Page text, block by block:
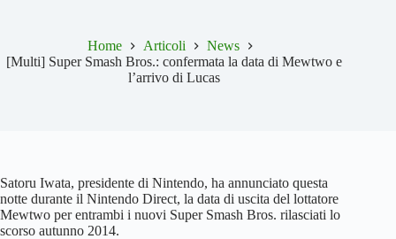
Home Articoli
News
[Multi] Super Smash Bros.: confermata la data di Mewtwo e
l’arrivo di Lucas
Satoru Iwata, presidente di Nintendo, ha annunciato questa
notte durante il Nintendo Direct, la data di uscita del lottatore
Mewtwo per entrambi i nuovi Super Smash Bros. rilasciati lo
scorso autunno 2014.